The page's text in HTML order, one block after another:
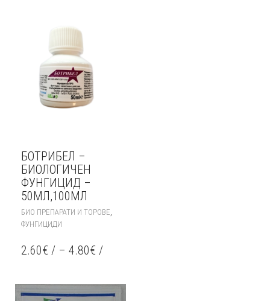
БОТРИБЕЛ –
БИОЛОГИЧЕН
ФУНГИЦИД –
50МЛ,100МЛ
БИО ПРЕПАРАТИ И ТОРОВЕ
ФУНГИЦИДИ
2.60€ / – 4.80€ /